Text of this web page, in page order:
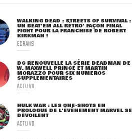
WALKING DEAD : STREETS OF SURVIVAL :
UN BEAT'EM ALL RÉTRO' FAÇON FINAL
FIGHT POUR LA FRANCHISE DE ROBERT
KIRKMAN !
ECRANS
DC RENOUVELLE LA SÉRIE DEADMAN DE
W. MAXWELL PRINCE ET MARTIN
MORAZZO POUR SIX NUMÉROS
SUPPLÉMENTAIRES
ACTU VO
HULK WAR : LES ONE-SHOTS EN
PROLOGUE DE L'ÉVÈNEMENT MARVEL SE
DÉVOILENT
ACTU VO